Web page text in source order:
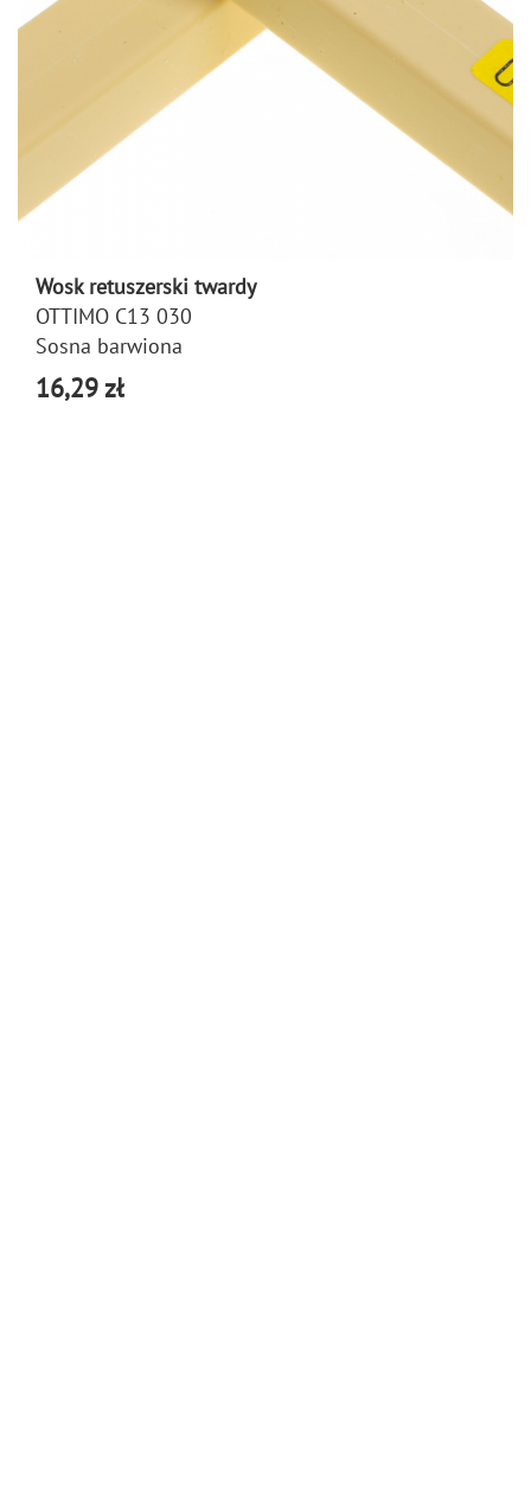
Wosk retuszerski twardy
OTTIMO C13 030
Sosna barwiona
16,29 zł